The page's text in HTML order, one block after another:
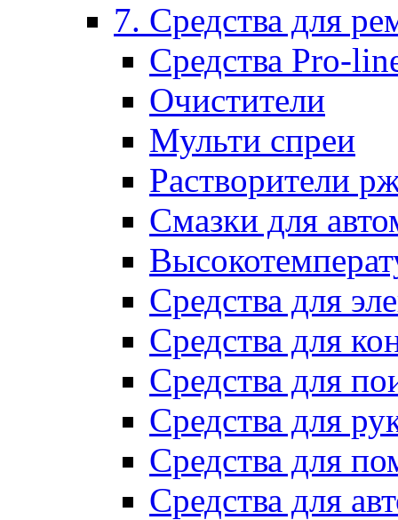
7. Средства для
Средства Pro-
Очистители
Мульти спреи
Растворители
Смазки для
Средства для
Средства для
Средства для
Средства для
Средства для
Средства для